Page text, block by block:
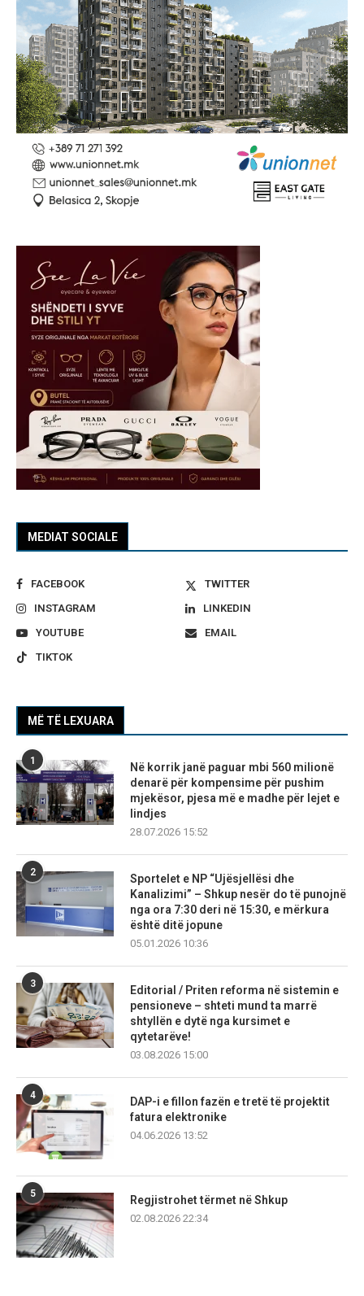
MEDIAT SOCIALE
FACEBOOK
TWITTER
INSTAGRAM
LINKEDIN
YOUTUBE
EMAIL
TIKTOK
MË TË LEXUARA
1
Në korrik janë paguar mbi 560 milionë
denarë për kompensime për pushim
mjekësor, pjesa më e madhe për lejet e
lindjes
28.07.2026 15:52
2
Sportelet e NP “Ujësjellësi dhe
Kanalizimi” – Shkup nesër do të punojnë
nga ora 7:30 deri në 15:30, e mërkura
është ditë jopune
05.01.2026 10:36
3
Editorial / Priten reforma në sistemin e
pensioneve – shteti mund ta marrë
shtyllën e dytë nga kursimet e
qytetarëve!
03.08.2026 15:00
4
DAP-i e fillon fazën e tretë të projektit
fatura elektronike
04.06.2026 13:52
5
Regjistrohet tërmet në Shkup
02.08.2026 22:34